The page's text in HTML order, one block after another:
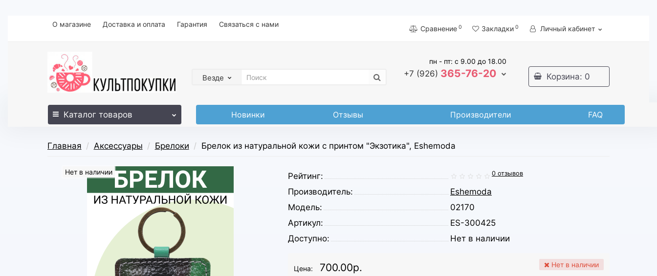
О магазине Доставка и оплата Гарантия Связаться с нами
Сравнение 0 Закладки 0 Личный кабинет
Везде
пн - пт: с 9.00 до 18.00
+7 (926) 365-76-20 Корзина: 0
Каталог товаров Новинки Отзывы Производители FAQ
Главная Аксессуары Брелоки Брелок из натуральной кожи с принтом "Экзотика", Eshemoda
Нет в наличии Рейтинг: 0 отзывов
Производитель:
Eshemoda
Модель:
02170
Артикул:
ES-300425
Доступно:
Нет в наличии
Цена: 700.00р. Нет в наличии